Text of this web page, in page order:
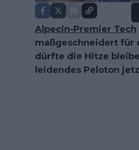
Alpecin-Premier Tech
maßgeschneidert für
dürfte die Hitze
leidendes Peloton